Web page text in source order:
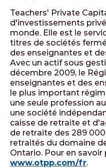
Teachers' Private
d'investissements
monde. Elle est le
titres de sociétés
des enseignantes et
Avec un actif sous
décembre 2009, le
enseignantes et des
le plus important
une seule profession
une société
caisse de retraite et
de retraite des 289
retraités du domaine
Ontario. Pour en savoir
www.otpp.com/fr.